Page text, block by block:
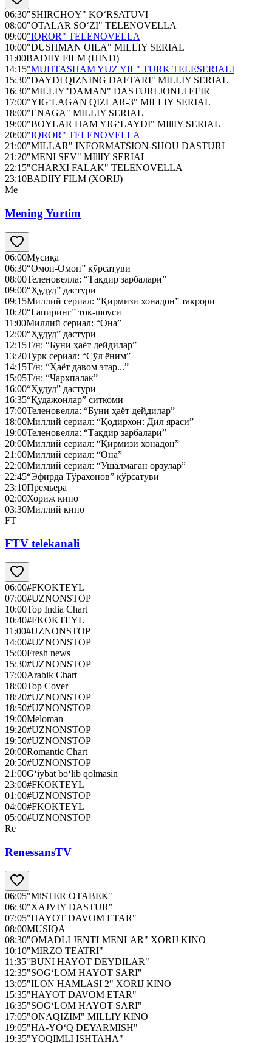
06:30"SHIRCHOY" KO‘RSATUVI
08:00"OTALAR SO‘ZI" TELENOVELLA
09:00"IQROR" TELENOVELLA
10:00"DUSHMAN OILA" MILLIY SERIAL
11:00BADIIY FILM (HIND)
14:15"MUHTASHAM YUZ YIL" TURK TELESERIALI
15:30"DAYDI QIZNING DAFTARI" MILLIY SERIAL
16:30"MILLIY"DAMAN" DASTURI JONLI EFIR
17:00"YIG‘LAGAN QIZLAR-3" MILLIY SERIAL
18:00"ENAGA" MILLIY SERIAL
19:00"BOYLAR HAM YIG‘LAYDI" MIllIY SERIAL
20:00"IQROR" TELENOVELLA
21:00"MILLAR" INFORMATSION-SHOU DASTURI
21:20"MENI SEV" MIllIY SERIAL
22:15"CHARXI FALAK" TELENOVELLA
23:10BADIIY FILM (XORIJ)
Me
Mening Yurtim
06:00Мусиқа
06:30“Омон-Омон” кўрсатуви
08:00Теленовелла: “Тақдир зарбалари”
09:00“Ҳудуд” дастури
09:15Миллий сериал: “Қирмизи хонадон” такрори
10:20“Гапиринг” ток-шоуси
11:00Миллий сериал: “Она”
12:00“Ҳудуд” дастури
12:15Т/н: “Буни ҳаёт дейдилар”
13:20Турк сериал: “Сўл ёним”
14:15Т/н: “Ҳаёт давом этар...”
15:05Т/н: “Чархпалак”
16:00“Ҳудуд” дастури
16:35“Қудажонлар” ситкоми
17:00Теленовелла: “Буни ҳаёт дейдилар”
18:00Миллий сериал: “Қодирхон: Дил яраси”
19:00Теленовелла: “Тақдир зарбалари”
20:00Миллий сериал: “Қирмизи хонадон”
21:00Миллий сериал: “Она”
22:00Миллий сериал: “Ушалмаган орзулар”
22:45“Эфирда Тўрахонов” кўрсатуви
23:10Премьера
02:00Хориж кино
03:30Миллий кино
FT
FTV telekanali
06:00#FKOKTEYL
07:00#UZNONSTOP
10:00Top India Chart
10:40#FKOKTEYL
11:00#UZNONSTOP
14:00#UZNONSTOP
15:00Fresh news
15:30#UZNONSTOP
17:00Arabik Chart
18:00Top Cover
18:20#UZNONSTOP
18:50#UZNONSTOP
19:00Meloman
19:20#UZNONSTOP
19:50#UZNONSTOP
20:00Romantic Chart
20:50#UZNONSTOP
21:00G‘iybat bo‘lib qolmasin
23:00#FKOKTEYL
01:00#UZNONSTOP
04:00#FKOKTEYL
05:00#UZNONSTOP
Re
RenessansTV
06:05"MiSTER OTABЕК"
06:30"XAJVIY DASTUR"
07:05"HAYOT DAVOM ETAR"
08:00MUSIQA
08:30"OMADLI JENTLMENLAR" XORIJ KINO
10:10"MIRZO TEATRI"
11:35"BUNI HAYOT DEYDILAR"
12:35"SOG‘LOM HAYOT SARI"
13:05"ILON HAMLASI 2" XORIJ KINO
15:35"HAYOT DAVOM ETAR"
16:35"SOG‘LOM HAYOT SARI"
17:05"ONAQIZIM" MILLIY KINO
19:05"HA-YO‘Q DEYARMISH"
19:35"YOQIMLI ISHTAHA"